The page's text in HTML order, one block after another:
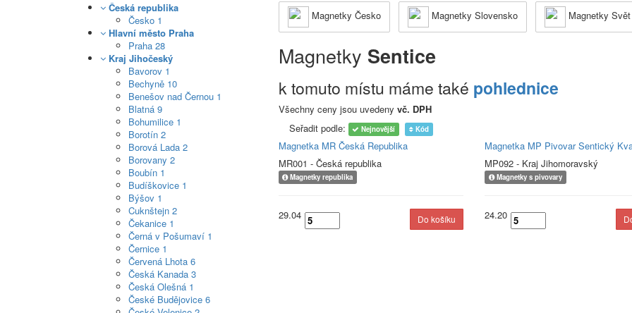
Magnetky Česko Magnetky Slovensko Magnetky Svět
Magnetky Sentice
k tomuto místu máme také pohlednice
Všechny ceny jsou uvedeny vč. DPH
Seřadit podle:
Nejnovější Kód
Magnetka MR Česká Republika
MR001 - Česká republika
Magnetky republika
29.04
Magnetka MP Pivovar Sentický
MP092 - Kraj Jihomoravský
Magnetky s pivovary
24.20
Česká republika
Česko 1
Hlavní město Praha
Praha 28
Kraj Jihočeský
Bavorov 1
Bechyně 10
Benešov nad Černou 1
Blatná 9
Bohumilice 1
Borotín 2
Borová Lada 2
Borovany 2
Boubín 1
Budíškovice 1
Býšov 1
Cuknštejn 2
Čekanice 1
Černá v Pošumaví 1
Černice 1
Červená Lhota 6
Česká Kanada 3
Česká Olešná 1
České Budějovice 6